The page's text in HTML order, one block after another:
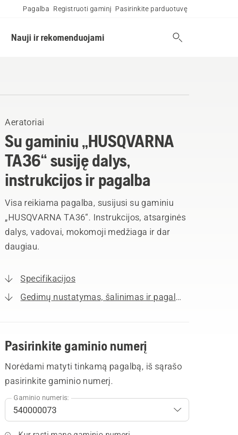
Pagalba Registruoti gaminį Pasirinkite parduotuvę
Nauji ir rekomenduojami
Aeratoriai
Su gaminiu „HUSQVARNA
TA36“ susiję dalys,
instrukcijos ir pagalba
Visa reikiama pagalba, susijusi su gaminiu
„HUSQVARNA TA36“. Instrukcijos, atsarginės
dalys, vadovai, mokomoji medžiaga ir dar
daugiau.
Specifikacijos
Gedimų nustatymas, šalinimas ir pagalba
Pasirinkite gaminio numerį
Norėdami matyti tinkamą pagalbą, iš sąrašo
pasirinkite gaminio numerį.
Gaminio numeris: